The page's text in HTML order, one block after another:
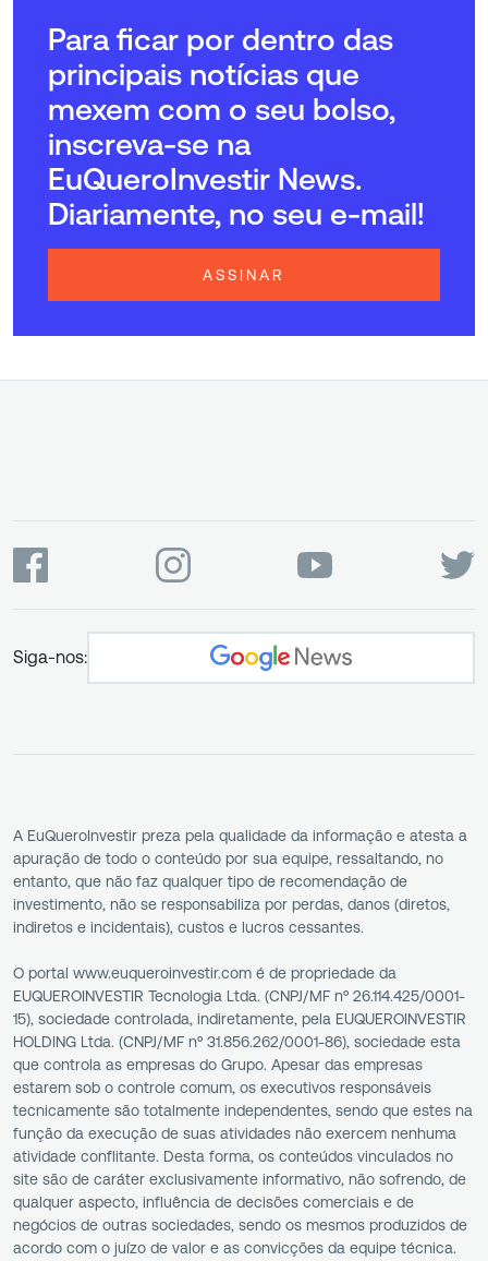
Para ficar por dentro das
principais notícias que
mexem com o seu bolso,
inscreva-se na
EuQueroInvestir News.
Diariamente, no seu e-mail!
ASSINAR
Siga-nos:
A EuQueroInvestir preza pela qualidade da informação e atesta a
apuração de todo o conteúdo por sua equipe, ressaltando, no
entanto, que não faz qualquer tipo de recomendação de
investimento, não se responsabiliza por perdas, danos (diretos,
indiretos e incidentais), custos e lucros cessantes.
O portal www.euqueroinvestir.com é de propriedade da
EUQUEROINVESTIR Tecnologia Ltda. (CNPJ/MF nº 26.114.425/0001-
15), sociedade controlada, indiretamente, pela EUQUEROINVESTIR
HOLDING Ltda. (CNPJ/MF nº 31.856.262/0001-86), sociedade esta
que controla as empresas do Grupo. Apesar das empresas
estarem sob o controle comum, os executivos responsáveis
tecnicamente são totalmente independentes, sendo que estes na
função da execução de suas atividades não exercem nenhuma
atividade conflitante. Desta forma, os conteúdos vinculados no
site são de caráter exclusivamente informativo, não sofrendo, de
qualquer aspecto, influência de decisões comerciais e de
negócios de outras sociedades, sendo os mesmos produzidos de
acordo com o juízo de valor e as convicções da equipe técnica.